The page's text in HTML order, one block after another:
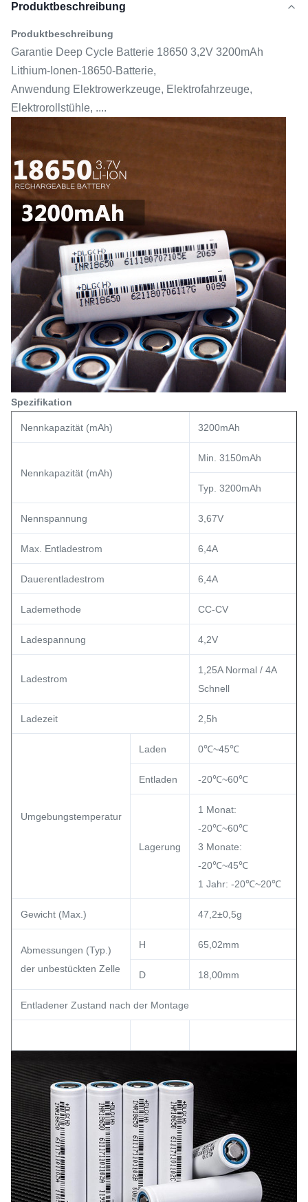
Produktbeschreibung
Produktbeschreibung
Garantie Deep Cycle Batterie 18650 3,2V 3200mAh
Lithium-Ionen-18650-Batterie,
Anwendung Elektrowerkzeuge, Elektrofahrzeuge,
Elektrorollstühle, ....
Spezifikation
Nennkapazität (mAh) 3200mAh
Nennkapazität (mAh)
Min. 3150mAh
Typ. 3200mAh
Nennspannung 3,67V
Max. Entladestrom 6,4A
Dauerentladestrom 6,4A
Lademethode CC-CV
Ladespannung 4,2V
Ladestrom
1,25A Normal / 4A
Schnell
Ladezeit 2,5h
Umgebungstemperatur
Laden 0℃~45℃
Entladen -20℃~60℃
Lagerung
1 Monat:
-20℃~60℃
3 Monate:
-20℃~45℃
1 Jahr: -20℃~20℃
Gewicht (Max.) 47,2±0,5g
Abmessungen (Typ.)
der unbestückten Zelle
H 65,02mm
D 18,00mm
Entladener Zustand nach der Montage